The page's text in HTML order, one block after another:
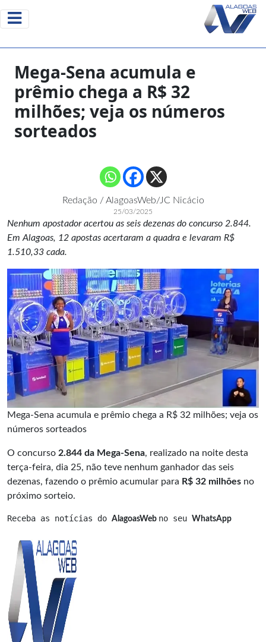
Mega-Sena acumula e
prêmio chega a R$ 32
milhões; veja os números
sorteados
Redação / AlagoasWeb/JC Nicácio
25/03/2025
Nenhum apostador acertou as seis dezenas do concurso 2.844.
Em Alagoas, 12 apostas acertaram a quadra e levaram R$
1.510,33 cada.
Mega-Sena acumula e prêmio chega a R$ 32 milhões; veja os
números sorteados
O concurso 2.844 da Mega-Sena, realizado na noite desta
terça-feira, dia 25, não teve nenhum ganhador das seis
dezenas, fazendo o prêmio acumular para R$ 32 milhões no
próximo sorteio.
Receba as notícias do AlagoasWeb no seu WhatsApp